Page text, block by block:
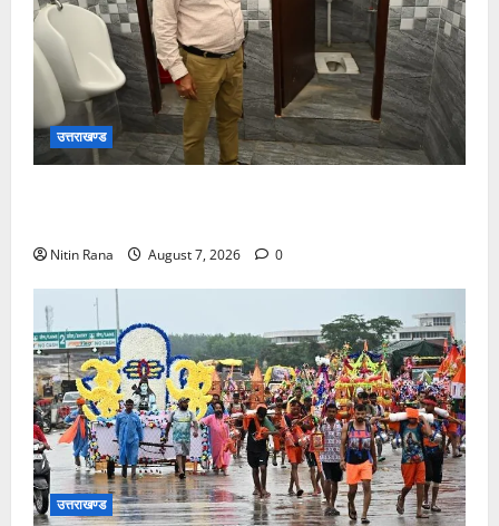
उत्तराखण्ड
Nitin Rana August 7, 2026 0
उत्तराखण्ड